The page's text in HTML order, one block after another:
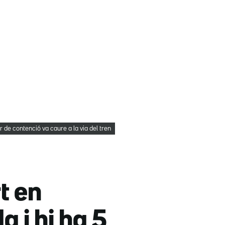
de contenció va caure a la via del tren
en